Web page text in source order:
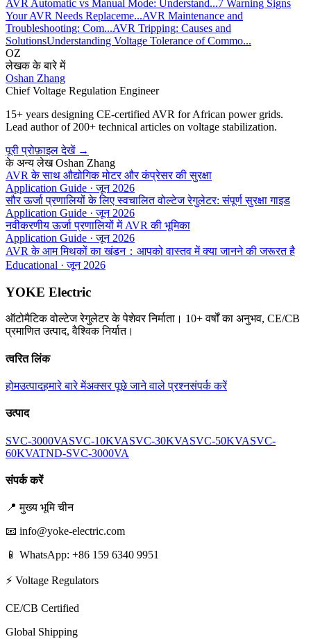
AVR Automatic vs Manual Mode: Understand...7 Warning Signs
Your AVR Needs Replaceme...AVR Maintenance and
Troubleshooting: Com...AVR Tripping: Causes and
SolutionsUnderstanding Voltage Tolerance of Commo...
OZ
लेखक के बारे में
Oshan Zhang
Chief Voltage Regulation Engineer
15+ years designing CE-certified AVR for African power grids.
Lead author of 200+ technical articles on voltage stabilization.
पूरी प्रोफ़ाइल देखें→
के अन्य लेख Oshan Zhang
AVR के साथ औद्योगिक मोटर और कंप्रेसर की सुरक्षा
Application Guide ·जून 2026
सौर ऊर्जा प्रणालियों के लिए स्वचालित वोल्टेज रेगुलेटर: संपूर्ण सुरक्षा गाइड
Application Guide ·जून 2026
नवीकरणीय ऊर्जा प्रणालियों में AVR की भूमिका
Application Guide ·जून 2026
AVR के आम मिथकों का खंडन：आपको वास्तव में क्या जानने की जरूरत है
Educational ·जून 2026
YOKE Electric
ऑटोमैटिक वोल्टेज रेगुलेटर के पेशेवर निर्माता। 10+ वर्षों का अनुभव, CE/CB
प्रमाणित उत्पाद, वैश्विक निर्यात।
त्वरित लिंक
होमउत्पादहमारे बारे मेंअक्सर पूछे जाने वाले प्रश्नसंपर्क करें
उत्पाद
SVC-3000VASVC-10KVASVC-30KVASVC-50KVASVC-
60KVATND-SVC-3000VA
संपर्क करें
📍मुख्य भूमि चीन
📧 info@yoke-electric.com
📱 WhatsApp: +86 159 6340 9951
⚡ Voltage Regulators
CE/CB Certified
Global Shipping